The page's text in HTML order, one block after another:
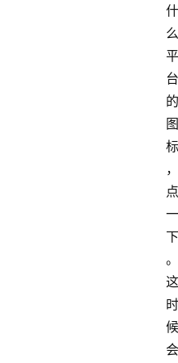
什
么
平
台
的
图
标
，
点
一
下
。
这
时
候
会